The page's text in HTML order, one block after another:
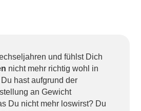
und fühlst Dich
nicht mehr richtig wohl in
hast aufgrund der
an Gewicht
Du nicht mehr loswirst? Du